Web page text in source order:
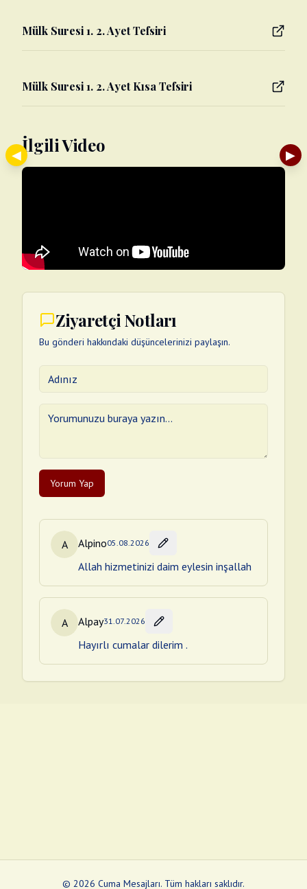
Mülk Suresi 1. 2. Ayet Tefsiri
Mülk Suresi 1. 2. Ayet Kısa Tefsiri
İlgili Video
Ziyaretçi Notları
Bu gönderi hakkındaki düşüncelerinizi paylaşın.
Yorum Yap
A Alpino05.08.2026
Allah hizmetinizi daim eylesin inşallah
A Alpay31.07.2026
Hayırlı cumalar dilerim .
◀ ▶
© 2026 Cuma Mesajları. Tüm hakları saklıdır.